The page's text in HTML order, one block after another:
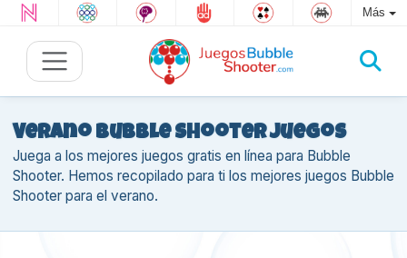
Más
Verano Bubble Shooter juegos
Juega a los mejores juegos gratis en línea para Bubble
Shooter. Hemos recopilado para ti los mejores juegos Bubble
Shooter para el verano.